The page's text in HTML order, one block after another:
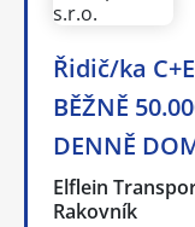
Řidič/ka
BĚŽNĚ
DENNĚ
Elflein
Rakovník